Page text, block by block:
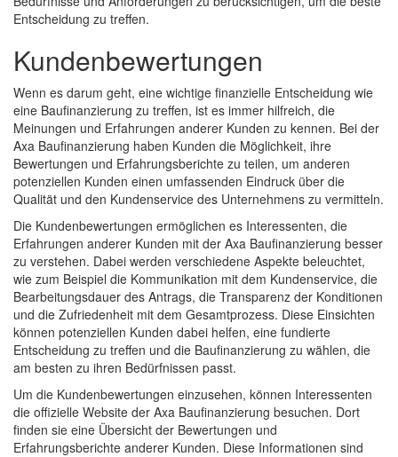
Entscheidung zu treffen.
Kundenbewertungen
Wenn es darum geht, eine wichtige finanzielle Entscheidung wie
eine Baufinanzierung zu treffen, ist es immer hilfreich, die
Meinungen und Erfahrungen anderer Kunden zu kennen. Bei der
Axa Baufinanzierung haben Kunden die Möglichkeit, ihre
Bewertungen und Erfahrungsberichte zu teilen, um anderen
potenziellen Kunden einen umfassenden Eindruck über die
Qualität und den Kundenservice des Unternehmens zu vermitteln.
Die Kundenbewertungen ermöglichen es Interessenten, die
Erfahrungen anderer Kunden mit der Axa Baufinanzierung besser
zu verstehen. Dabei werden verschiedene Aspekte beleuchtet,
wie zum Beispiel die Kommunikation mit dem Kundenservice, die
Bearbeitungsdauer des Antrags, die Transparenz der Konditionen
und die Zufriedenheit mit dem Gesamtprozess. Diese Einsichten
können potenziellen Kunden dabei helfen, eine fundierte
Entscheidung zu treffen und die Baufinanzierung zu wählen, die
am besten zu ihren Bedürfnissen passt.
Um die Kundenbewertungen einzusehen, können Interessenten
die offizielle Website der Axa Baufinanzierung besuchen. Dort
finden sie eine Übersicht der Bewertungen und
Erfahrungsberichte anderer Kunden. Diese Informationen sind